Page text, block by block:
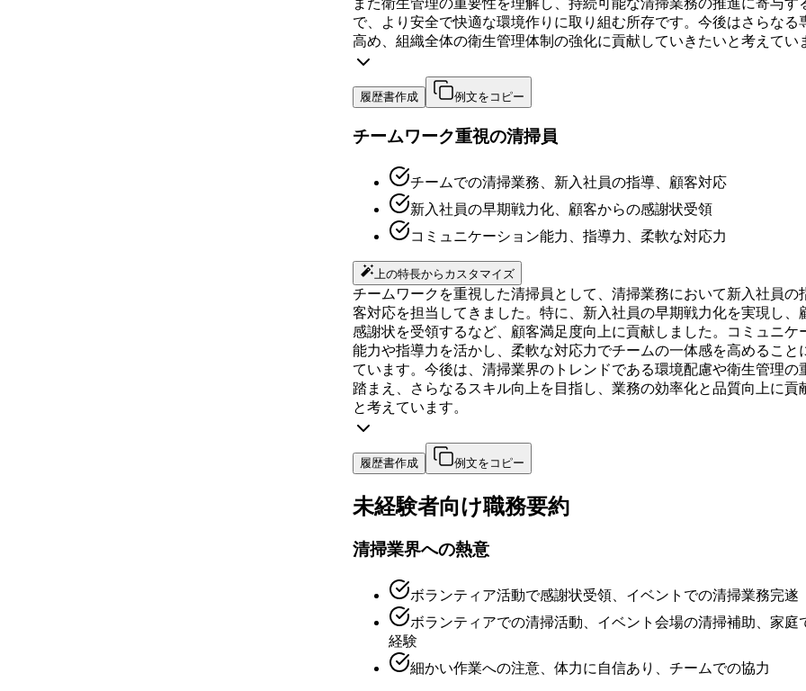
また衛生管理の重要性を理解し、持続可能な清掃業務の推進に寄与す
で、より安全で快適な環境作りに取り組む所存です。今後はさらなる
高め、組織全体の衛生管理体制の強化に貢献していきたいと考えてい
履歴書作成 例文をコピー
チームワーク重視の清掃員
チームでの清掃業務、新入社員の指導、顧客対応
新入社員の早期戦力化、顧客からの感謝状受領
コミュニケーション能力、指導力、柔軟な対応力
上の特長からカスタマイズ
チームワークを重視した清掃員として、清掃業務において新入社員の
客対応を担当してきました。特に、新入社員の早期戦力化を実現し、
感謝状を受領するなど、顧客満足度向上に貢献しました。コミュニケ
能力や指導力を活かし、柔軟な対応力でチームの一体感を高めること
ています。今後は、清掃業界のトレンドである環境配慮や衛生管理の
踏まえ、さらなるスキル向上を目指し、業務の効率化と品質向上に貢
と考えています。
履歴書作成 例文をコピー
未経験者向け職務要約
清掃業界への熱意
ボランティア活動で感謝状受領、イベントでの清掃業務完遂
ボランティアでの清掃活動、イベント会場の清掃補助、家庭
経験
細かい作業への注意、体力に自信あり、チームでの協力